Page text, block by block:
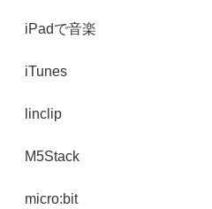
iPadで音楽
iTunes
linclip
M5Stack
micro:bit